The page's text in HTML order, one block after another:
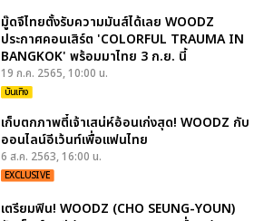
มู๊ดจึไทยตั้งรับความมันส์ได้เลย WOODZ
ประกาศคอนเสิร์ต 'COLORFUL TRAUMA IN
BANGKOK' พร้อมมาไทย 3 ก.ย. นี้
19 ก.ค. 2565, 10:00 น.
บันเทิง
เก็บตกภาพตี๋เจ้าเสน่ห์อ้อนเก่งสุด! WOODZ กับ
ออนไลน์อีเว้นท์เพื่อแฟนไทย
6 ส.ค. 2563, 16:00 น.
EXCLUSIVE
เตรียมฟิน! WOODZ (CHO SEUNG-YOUN)